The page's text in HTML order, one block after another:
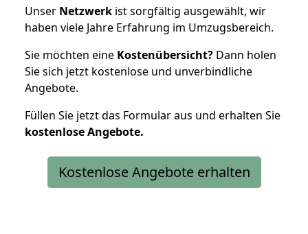
Unser Netzwerk ist sorgfältig ausgewählt, wir
haben viele Jahre Erfahrung im Umzugsbereich.
Sie möchten eine Kostenübersicht? Dann holen
Sie sich jetzt kostenlose und unverbindliche
Angebote.
Füllen Sie jetzt das Formular aus und erhalten Sie
kostenloseAngebote.
Kostenlose Angebote erhalten